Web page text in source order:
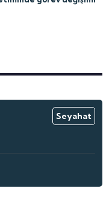
Seyahat